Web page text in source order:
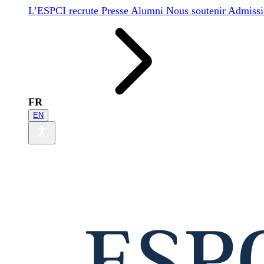
L’ESPCI recrute Presse Alumni Nous soutenir
FR
EN